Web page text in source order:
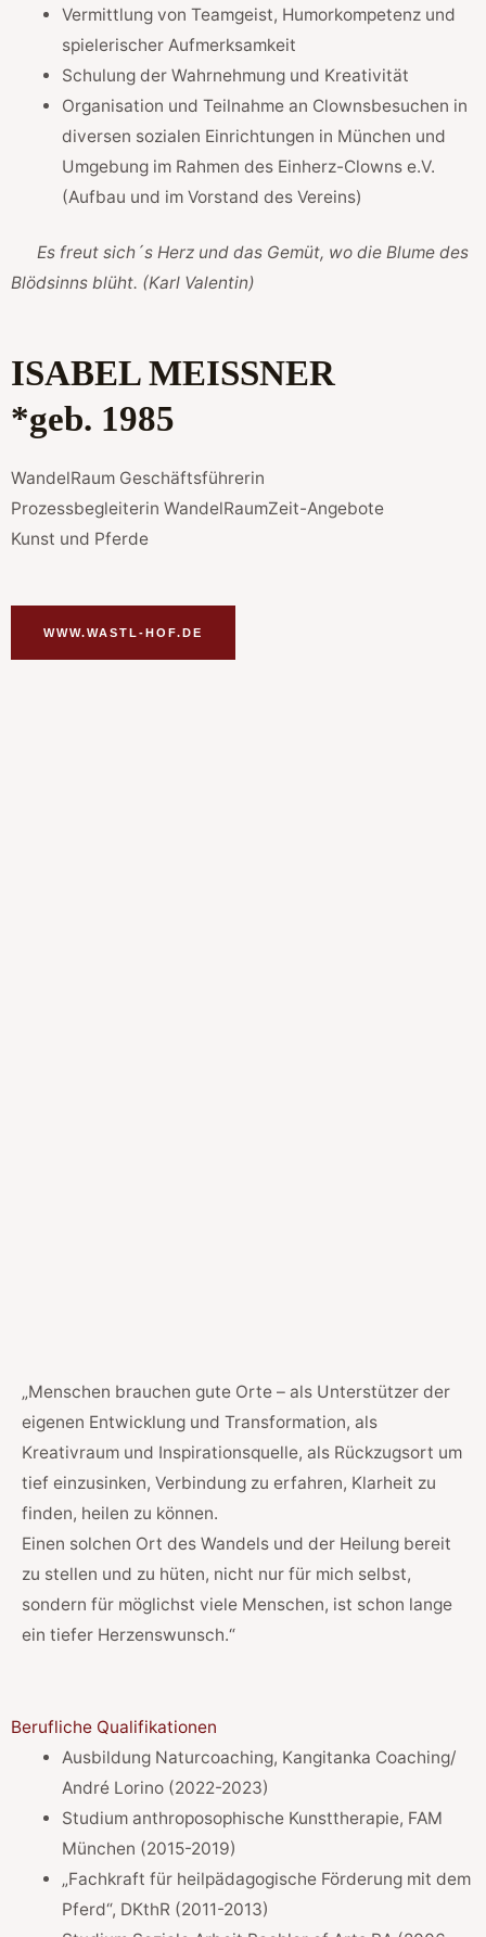
Vermittlung von Teamgeist, Humorkompetenz und
spielerischer Aufmerksamkeit
Schulung der Wahrnehmung und Kreativität
Organisation und Teilnahme an Clownsbesuchen in
diversen sozialen Einrichtungen in München und
Umgebung im Rahmen des Einherz-Clowns e.V.
(Aufbau und im Vorstand des Vereins)
Es freut sich´s Herz und das Gemüt, wo die Blume des
Blödsinns blüht. (Karl Valentin)
ISABEL MEISSNER
*geb. 1985
WandelRaum Geschäftsführerin
Prozessbegleiterin WandelRaumZeit-Angebote
Kunst und Pferde
WWW.WASTL-HOF.DE
„Menschen brauchen gute Orte – als Unterstützer der
eigenen Entwicklung und Transformation, als
Kreativraum und Inspirationsquelle, als Rückzugsort um
tief einzusinken, Verbindung zu erfahren, Klarheit zu
finden, heilen zu können.
Einen solchen Ort des Wandels und der Heilung bereit
zu stellen und zu hüten, nicht nur für mich selbst,
sondern für möglichst viele Menschen, ist schon lange
ein tiefer Herzenswunsch.“
Berufliche Qualifikationen
Ausbildung Naturcoaching, Kangitanka Coaching/
André Lorino (2022-2023)
Studium anthroposophische Kunsttherapie, FAM
München (2015-2019)
„Fachkraft für heilpädagogische Förderung mit dem
Pferd“, DKthR (2011-2013)